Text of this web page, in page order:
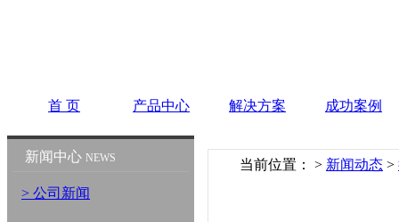
首 页 产品中心 解决方案 成功案例
新闻中心 NEWS
> 公司新闻
当前位置： > 新闻动态 >